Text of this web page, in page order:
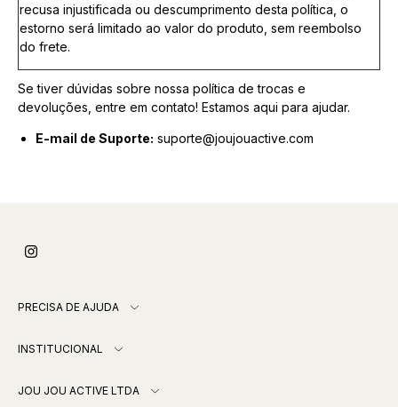
recusa injustificada ou descumprimento desta política, o
estorno será limitado ao valor do produto, sem reembolso
do frete.
Se tiver dúvidas sobre nossa política de trocas e
devoluções, entre em contato! Estamos aqui para ajudar.
E-mail de Suporte: suporte@joujouactive.com
PRECISA DE AJUDA
INSTITUCIONAL
JOU JOU ACTIVE LTDA